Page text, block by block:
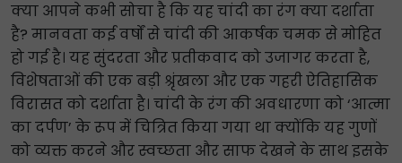
क्या आपने कभी सोचा है कि यह चांदी का रंग क्या दर्शाता
है? मानवता कई वर्षों से चांदी की आकर्षक चमक से मोहित
हो गई है। यह सुंदरता और प्रतीकवाद को उजागर करता है,
विशेषताओं की एक बड़ी श्रृंखला और एक गहरी ऐतिहासिक
विरासत को दर्शाता है। चांदी के रंग की अवधारणा को ‘आत्मा
का दर्पण’ के रूप में चित्रित किया गया था क्योंकि यह गुणों
को व्यक्त करने और स्वच्छता और साफ देखने के साथ इसके